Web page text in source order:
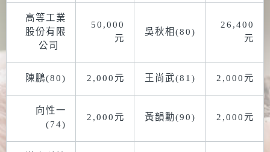
高等工業
股份有限
公司
50,000
元
吳秋相(80)
26,400
元
陳鵬(80) 2,000元 王尚武(81) 2,000元
向性一
(74)
2,000元 黃韻勳(90) 2,000元